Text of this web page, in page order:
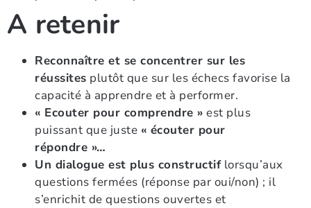
A retenir
Reconnaître et se concentrer sur les
réussites plutôt que sur les échecs favorise la
capacité à apprendre et à performer.
« Ecouter pour comprendre » est plus
puissant que juste « écouter pour
répondre »…
Un dialogue est plus constructiflorsqu’aux
questions fermées (réponse par oui/non) ; il
s’enrichit de questions ouvertes et